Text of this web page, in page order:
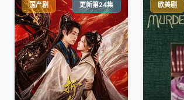
国产剧 更新第24集 欧美剧